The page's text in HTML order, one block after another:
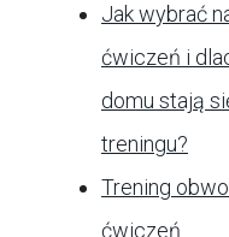
Jak wybrać
ćwiczeń i
domu stają
treningu?
Trening
ćwiczeń